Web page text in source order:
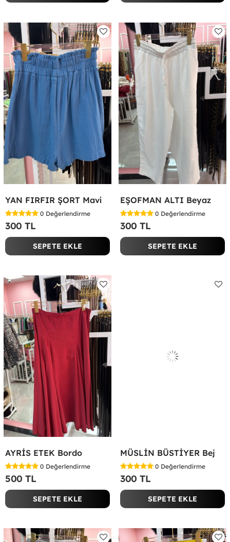
YAN FIRFIR ŞORT Mavi
0 Değerlendirme
300 TL
SEPETE EKLE
EŞOFMAN ALTI Beyaz
0 Değerlendirme
300 TL
SEPETE EKLE
AYRİS ETEK Bordo
0 Değerlendirme
500 TL
SEPETE EKLE
MÜSLİN BÜSTİYER Bej
0 Değerlendirme
300 TL
SEPETE EKLE